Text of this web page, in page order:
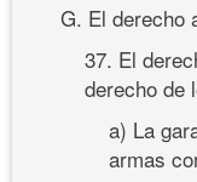
G. El derecho
37. El
derecho de
a) La
armas